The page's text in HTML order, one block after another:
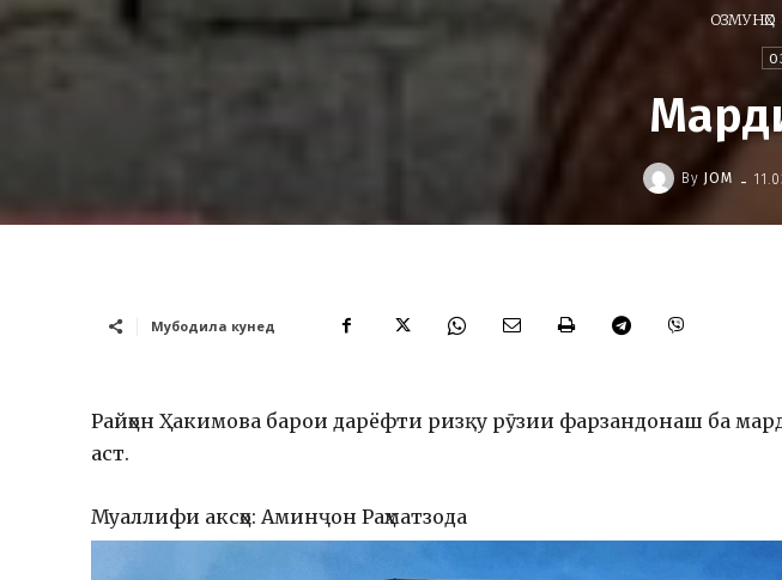
ОЗМУНҲО
By JOM -
Мубодила кунед
Райҳон Ҳакимова барои дарёфти ризқу рӯзии фарзандонаш ба
аст.
Муаллифи аксҳо: Аминҷон Раҳматзода